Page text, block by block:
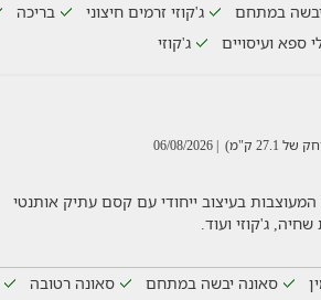
במתחם ג'קוזי זרמים חיצוני בריכה
ספא ועיסויים ג'קוזי
ק"מ) | 06/08/2026
ובו 9 מערות המעוצבות בעיצוב ייחודי עם קסם עתיק אותנטי
שחיה, ג'קוזי ועוד.
סאונה יבשה במתחם סאונה רטובה